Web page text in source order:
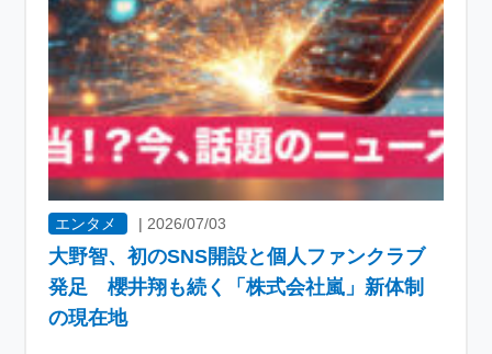
エンタメ |2026/07/03
大野智、初のSNS開設と個人ファンクラブ
発足 櫻井翔も続く「株式会社嵐」新体制
の現在地